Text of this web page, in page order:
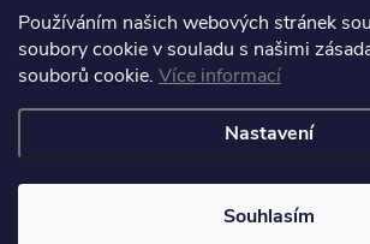
Používáním našich webových stránek
soubory cookie v souladu s našimi
souborů cookie. Více informací
Nastavení
Souhlasím
Copyright 2026Aromka Brno. Všechna